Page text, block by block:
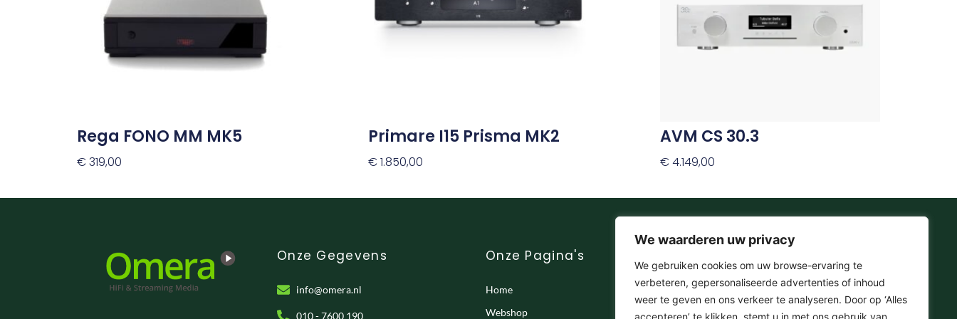
We waarderen uw privacy
We gebruiken cookies om uw browse-ervaring te
verbeteren, gepersonaliseerde advertenties of inhoud
weer te geven en ons verkeer te analyseren. Door op ‘Alles
accepteren’ te klikken, stemt u in met ons gebruik van
Rega FONO MM MK5
€319,00
Primare I15 Prisma MK2
€1.850,00
optie
productpagina
AVM CS 30.3
€4.149,00
optie
kan
Onze Gegevens
info@omera.nl
010 - 7600 190
Onze Pagina's
Home
Webshop
F
a
I
n
T
i
Y
o